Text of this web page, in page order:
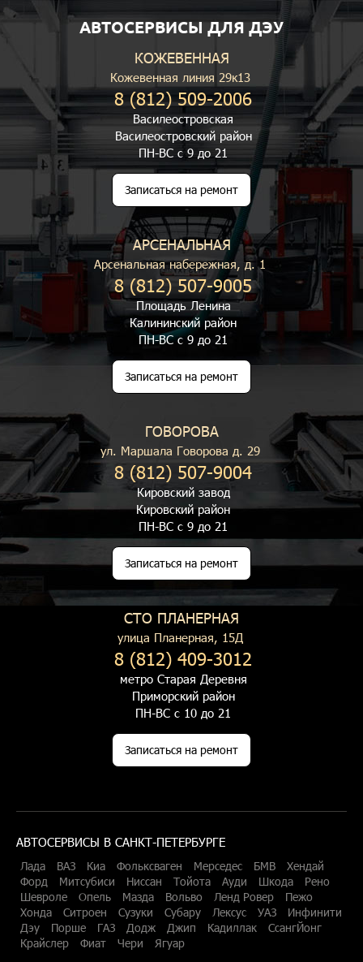
АВТОСЕРВИСЫ ДЛЯ ДЭУ
КОЖЕВЕННАЯ
Кожевенная линия 29к13
8 (812) 509-2006
Василеостровская
Василеостровский район
ПН-ВС с 9 до 21
Записаться на ремонт
АРСЕНАЛЬНАЯ
Арсенальная набережная, д. 1
8 (812) 507-9005
Площадь Ленина
Калининский район
ПН-ВС с 9 до 21
Записаться на ремонт
ГОВОРОВА
ул. Маршала Говорова д. 29
8 (812) 507-9004
Кировский завод
Кировский район
ПН-ВС с 9 до 21
Записаться на ремонт
СТО ПЛАНЕРНАЯ
улица Планерная, 15Д
8 (812) 409-3012
метро Старая Деревня
Приморский район
ПН-ВС с 10 до 21
Записаться на ремонт
АВТОСЕРВИСЫ В САНКТ-ПЕТЕРБУРГЕ
Лада ВАЗ Киа Фольксваген Мерседес БМВ
Хендай
Форд
Митсубиси Ниссан Тойота Ауди Шкода
Рено
Шевроле
Опель Мазда Вольво Ленд Ровер
Пежо
Хонда
Ситроен Сузуки Субару Лексус УАЗ
Инфинити
Дэу
Порше ГАЗ Додж Джип Кадиллак
СсангЙонг
Крайслер
Фиат Чери Ягуар